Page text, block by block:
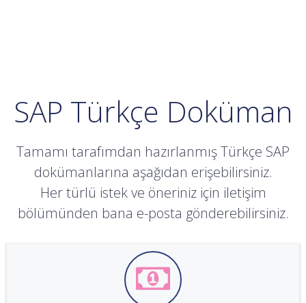
SAP Türkçe Doküman
Tamamı tarafımdan hazırlanmış Türkçe SAP
dokümanlarına aşağıdan erişebilirsiniz.
Her türlü istek ve öneriniz için iletişim
bölümünden bana e-posta gönderebilirsiniz.